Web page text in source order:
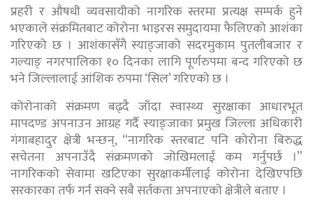
प्रहरी र औषधी व्यवसायीको नागरिक स्तरमा प्रत्यक्ष सम्पर्क हुने
भएकाले संक्रमितबाट कोरोना भाइरस समुदायमा फैलिएको आशंका
गरिएको छ । आशंकासँगै स्याङ्जाको सदरमुकाम पुतलीबजार र
गल्याङ् नगरपालिका १० दिनका लागि पूर्णरुपमा बन्द गरिएको छ
भने जिल्लालाई आंशिक रुपमा ‘सिल’ गरिएको छ ।
कोरोनाको संक्रमण बढ्दै जाँदा स्वास्थ्य सुरक्षाका आधारभूत
मापदण्ड अपनाउन आग्रह गर्दै स्याङ्जाका प्रमुख जिल्ला अधिकारी
गंगाबहादुर क्षेत्री भन्छन्, “नागरिक स्तरबाट पनि कोरोना बिरुद्ध
सचेतना अपनाउँदै संक्रमणको जोखिमलाई कम गर्नुपर्छ ।”
नागरिकको सेवामा खटिएका सुरक्षाकर्मीलाई कोरोना देखिएपछि
सरकारका तर्फ गर्न सक्ने सबै सर्तकता अपनाएको क्षेत्रीले बताए ।